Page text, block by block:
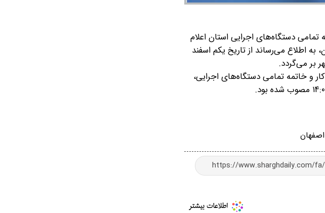
دستگاه‌های اجرایی استان اعلام
استان، به اطلاع می‌رساند از تاریخ یکم اسفند
و خاتمه تمامی دستگاه‌های اجرایی،